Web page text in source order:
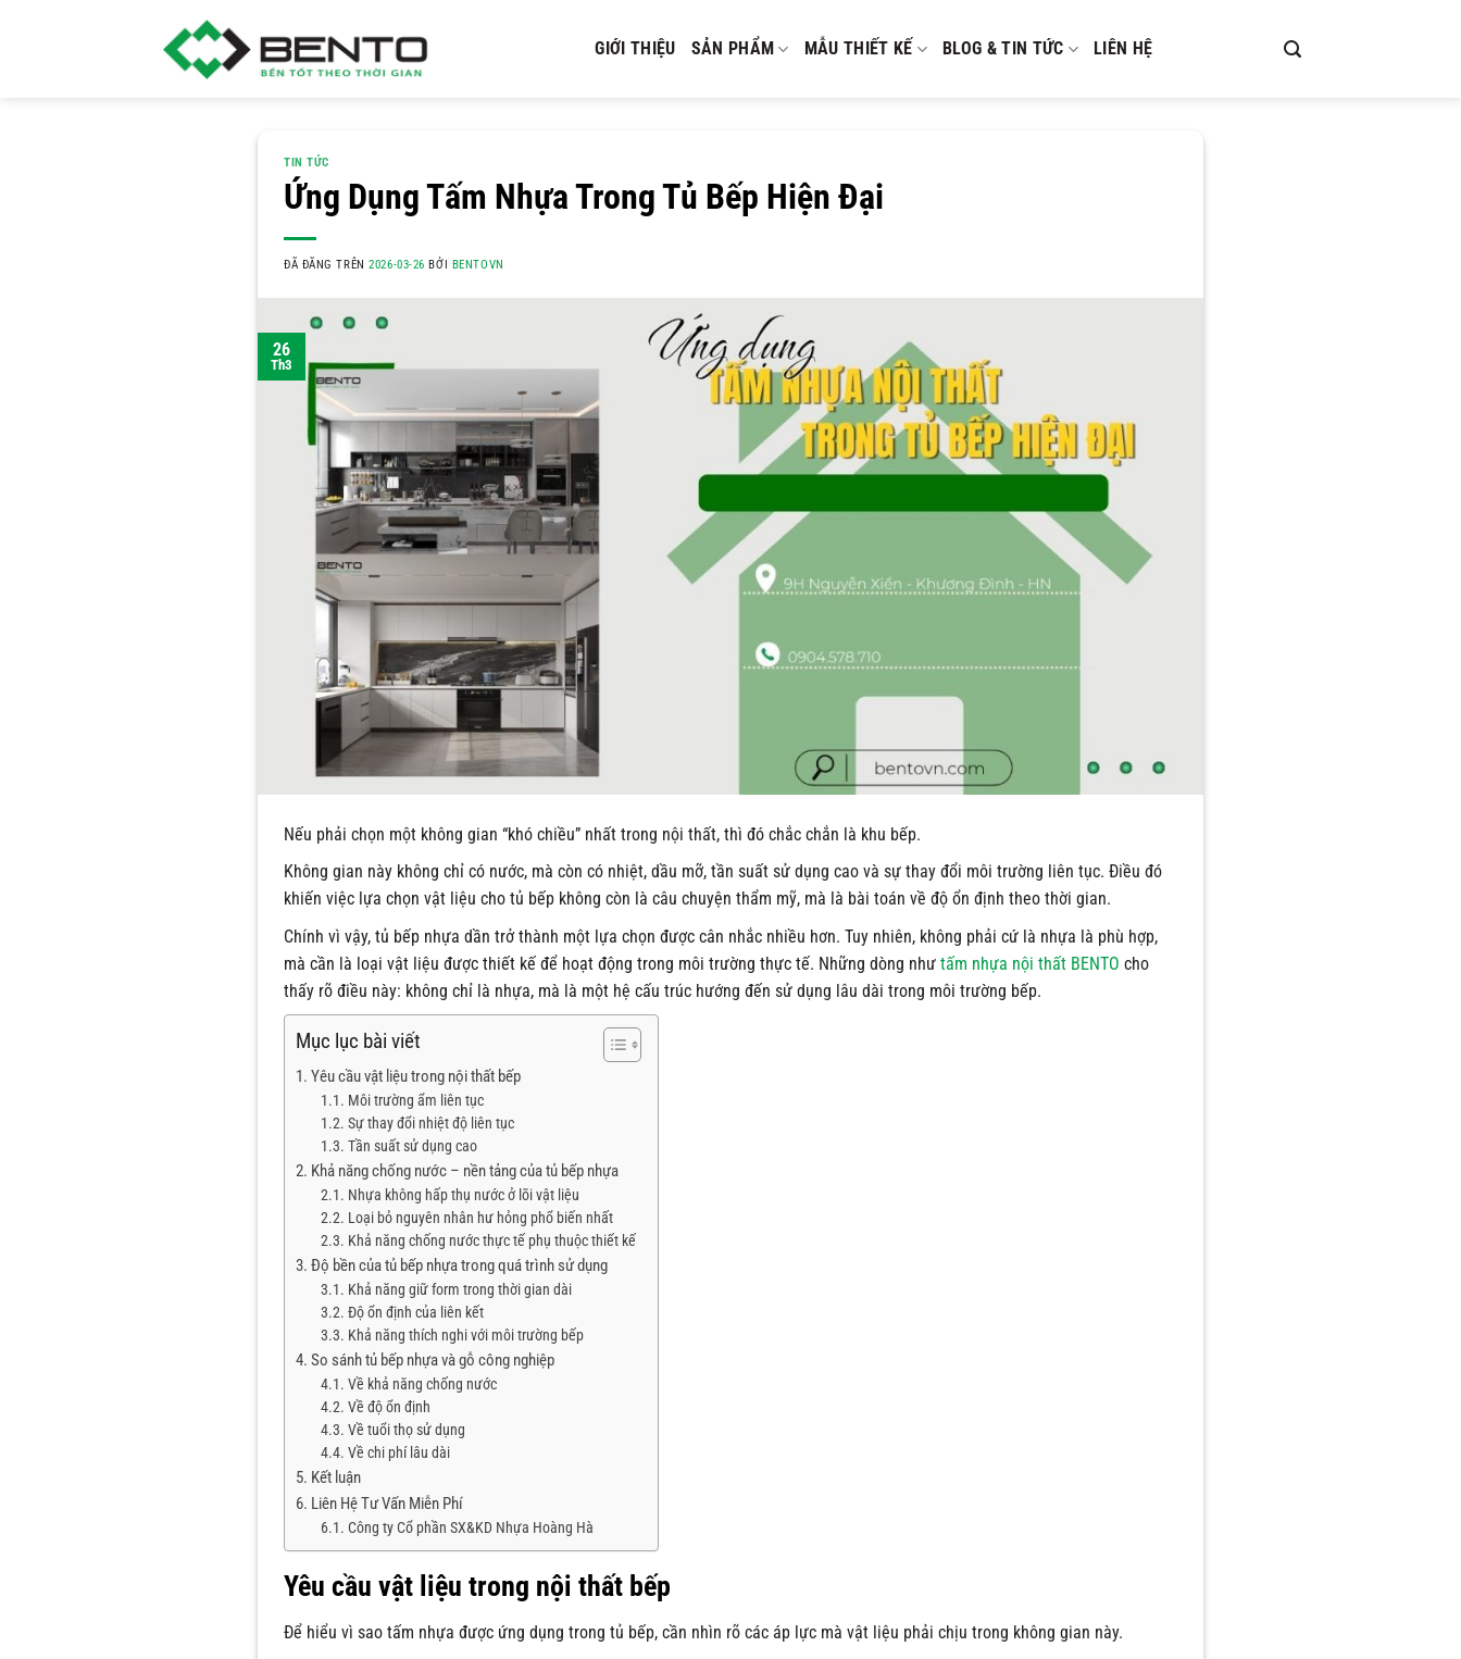
GIỚI THIỆU SẢN PHẨM MẪU THIẾT KẾ BLOG & TIN TỨC LIÊN HỆ
TIN TỨC
Ứng Dụng Tấm Nhựa Trong Tủ Bếp Hiện Đại
ĐÃ ĐĂNG TRÊN2026-03-26 BỞI BENTOVN
26
Th3
Nếu phải chọn một không gian “khó chiều” nhất trong nội thất, thì đó chắc chắn là khu bếp.
Không gian này không chỉ có nước, mà còn có nhiệt, dầu mỡ, tần suất sử dụng cao và sự thay đổi môi trường liên tục. Điều đó
khiến việc lựa chọn vật liệu cho tủ bếp không còn là câu chuyện thẩm mỹ, mà là bài toán về độ ổn định theo thời gian.
Chính vì vậy, tủ bếp nhựa dần trở thành một lựa chọn được cân nhắc nhiều hơn. Tuy nhiên, không phải cứ là nhựa là phù hợp,
mà cần là loại vật liệu được thiết kế để hoạt động trong môi trường thực tế. Những dòng như tấm nhựa nội thất BENTO cho
thấy rõ điều này: không chỉ là nhựa, mà là một hệ cấu trúc hướng đến sử dụng lâu dài trong môi trường bếp.
Mục lục bài viết
Yêu cầu vật liệu trong nội thất bếp
Môi trường ẩm liên tục
Sự thay đổi nhiệt độ liên tục
Tần suất sử dụng cao
Khả năng chống nước – nền tảng của tủ bếp nhựa
Nhựa không hấp thụ nước ở lõi vật liệu
Loại bỏ nguyên nhân hư hỏng phổ biến nhất
Khả năng chống nước thực tế phụ thuộc thiết kế
Độ bền của tủ bếp nhựa trong quá trình sử dụng
Khả năng giữ form trong thời gian dài
Độ ổn định của liên kết
Khả năng thích nghi với môi trường bếp
So sánh tủ bếp nhựa và gỗ công nghiệp
Về khả năng chống nước
Về độ ổn định
Về tuổi thọ sử dụng
Về chi phí lâu dài
Kết luận
Liên Hệ Tư Vấn Miễn Phí
Công ty Cổ phần SX&KD Nhựa Hoàng Hà
Yêu cầu vật liệu trong nội thất bếp
Để hiểu vì sao tấm nhựa được ứng dụng trong tủ bếp, cần nhìn rõ các áp lực mà vật liệu phải chịu trong không gian này.